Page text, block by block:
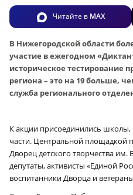
Читайте в MAX
В Нижегородской области
участие в ежегодном
историческое тестирование
региона – это на 19 больше,
служба регионального
К акции присоединились
части. Центральной площадкой
Дворец детского творчества им.
депутаты, активисты «Единой
воспитанники Дворца и